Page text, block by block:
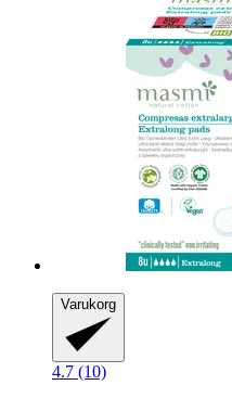
Varukorg
4.7 (10)